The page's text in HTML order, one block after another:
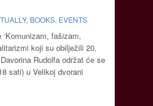
, BOOKS, EVENTS
fašizam,
koji su obilježili 20.
Rudolfa održat će se
sati) u Velikoj dvorani